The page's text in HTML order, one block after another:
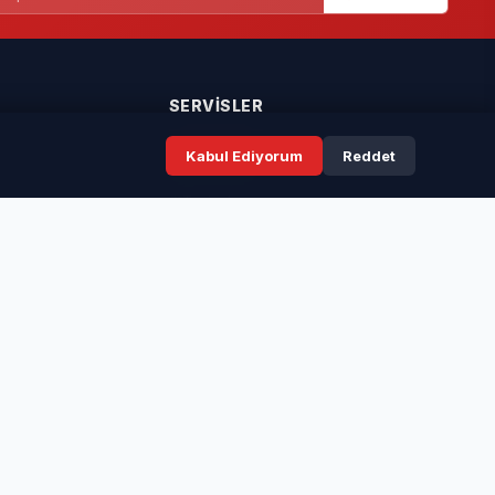
SERVISLER
Taziyeler
Kabul Ediyorum Reddet